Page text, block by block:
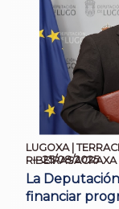
LUGOXA |
RIBEIRASACRAXA
25/08/2025
La
financiar